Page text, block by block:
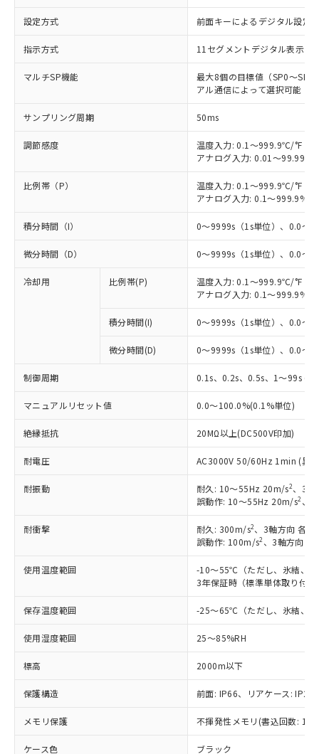
設定方式 前面キーによるデジタル設定
指示方式 11セグメントデジタル表示お
マルチSP機能
最大8個の目標値（SP0～SP7
アル通信によって選択可能
サンプリング周期 50ms
調節感度
温度入力: 0.1～999.9℃/°F（
アナログ入力: 0.01～
比例帯（P）
温度入力: 0.1～999.9℃/°F（
アナログ入力: 0.1～
積分時間（I） 0～9999s（1s単位）、0.0～
微分時間（D） 0～9999s（1s単位）、0.0～
冷却用 比例帯(P)
温度入力: 0.1～999.9℃/°F（
アナログ入力: 0.1～
積分時間(I) 0～9999s（1s単位）、0.0～
微分時間(D) 0～9999s（1s単位）、0.0～
制御周期 0.1s、0.2s、0.5s、1～99s (1s
マニュアルリセット値 0.0～100.0%(0.1%単位)
絶縁抵抗 20MΩ以上(DC500V印加)
耐電圧 AC3000V 50/60Hz 1min (異
耐振動 耐久: 10～55Hz 20m/s2、3軸
誤動作: 10～55Hz 20m/s2 、3
耐衝撃 耐久: 300m/s2、3軸方向 各3
誤動作: 100m/s2 、3軸方向 各
使用温度範囲
-10～55℃（ただし、氷結、
3年保証時（標準単体取り付
保存温度範囲 -25～65℃（ただし、氷結、
使用湿度範囲 25～85%RH
標高 2000m以下
保護構造 前面: IP66、リアケース: IP20
メモリ保護 不揮発性メモリ(書込回数:
ケース色 ブラック
ご利用条件
非含有に対応した製品が提供可能な商品で
す。
有に対応した製品に切り替える予定のある
対応予定なし：EU RoHS指令（10物質）の